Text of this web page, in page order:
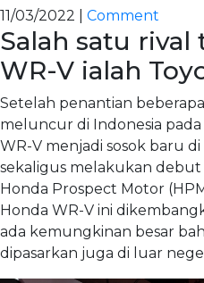
11/03/2022 | Comment
Salah satu
WR-V ialah
Setelah penantian
meluncur di Indonesia
WR-V menjadi sosok baru
sekaligus melakukan debut
Honda Prospect Motor
Honda WR-V ini
ada kemungkinan besar
dipasarkan juga di luar